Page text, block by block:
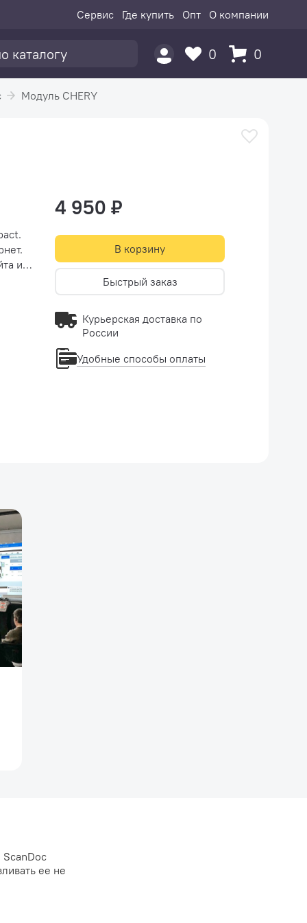
Сервис Где купить Опт О компании
0 0
Модуль CHERY
и
4 950 ₽
В корзину
Быстрый заказ
Курьерская доставка по
России
Удобные способы оплаты
ее не